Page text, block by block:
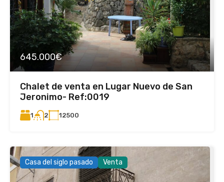
645.000€
Chalet de venta en Lugar Nuevo de San
Jeronimo- Ref:0019
1 2 12500
Casa del siglo pasado Venta